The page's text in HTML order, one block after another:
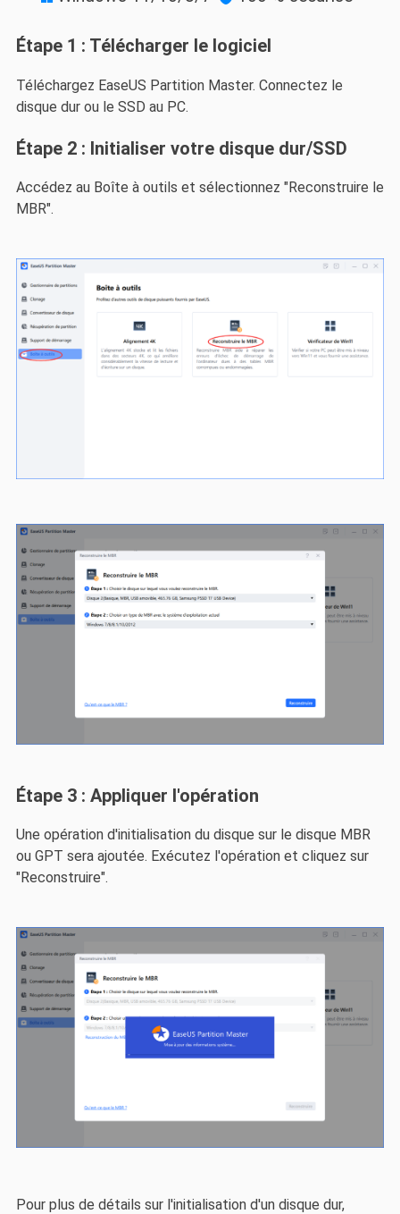
Étape 1 : Télécharger le logiciel
Téléchargez EaseUS Partition Master. Connectez le
disque dur ou le SSD au PC.
Étape 2 : Initialiser votre disque dur/SSD
Accédez au Boîte à outils et sélectionnez "Reconstruire le
MBR".
Étape 3 : Appliquer l'opération
Une opération d'initialisation du disque sur le disque MBR
ou GPT sera ajoutée. Exécutez l'opération et cliquez sur
"Reconstruire".
Pour plus de détails sur l'initialisation d'un disque dur,